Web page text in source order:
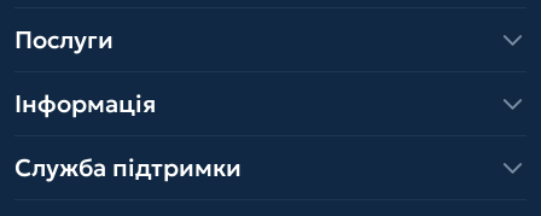
Послуги
Інформація
Служба підтримки